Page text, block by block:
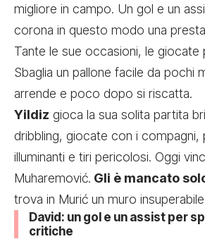
migliore in campo. Un gol e un
corona in questo modo una
Tante le sue occasioni, le giocate
Sbaglia un pallone facile da pochi
arrende e poco dopo si riscatta.
Yildiz gioca la sua solita partita
dribbling, giocate con i compagni,
illuminanti e tiri pericolosi. Oggi
Muharemović. Gli è mancato
trova in Murić un muro
David: un gol e un assist per
critiche